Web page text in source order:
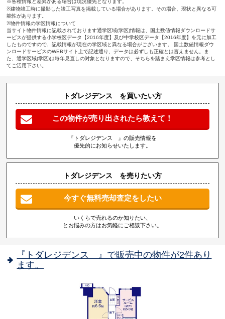
※各種情報と差異がある場合は現況優先となります。
※建物竣工時に撮影した竣工写真を掲載している場合があります。その場合、現状と異なる可
能性があります。
※物件情報の学区情報について
当サイト物件情報に記載されております通学区域(学区)情報は、国土数値情報ダウンロードサ
ービスが提供する小学校区データ【2016年度】及び中学校区データ【2016年度】を元に加工
したものですので、記載情報が現在の学区域と異なる場合がございます。 国土数値情報ダウ
ンロードサービスのWEBサイト上で記述通り、データは必ずしも正確とは言えません。ま
た、通学区域(学区)は毎年見直しの対象となりますので、そちらを踏まえ学区情報は参考とし
てご活用下さい。
トダレジデンス を買いたい方
この物件が売り出されたら教えて！
『トダレジデンス 』の販売情報を
優先的にお知らせいたします。
トダレジデンス を売りたい方
今すぐ無料売却査定をしたい
いくらで売れるのか知りたい、
とお悩みの方はお気軽にご相談下さい。
『トダレジデンス 』で販売中の物件が2件あり
ます。